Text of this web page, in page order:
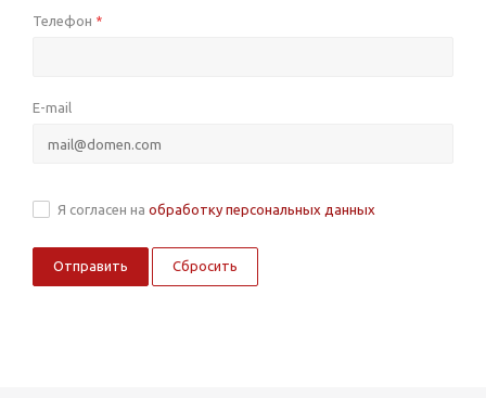
Телефон *
E-mail
Я согласен на обработку персональных данных
Сбросить